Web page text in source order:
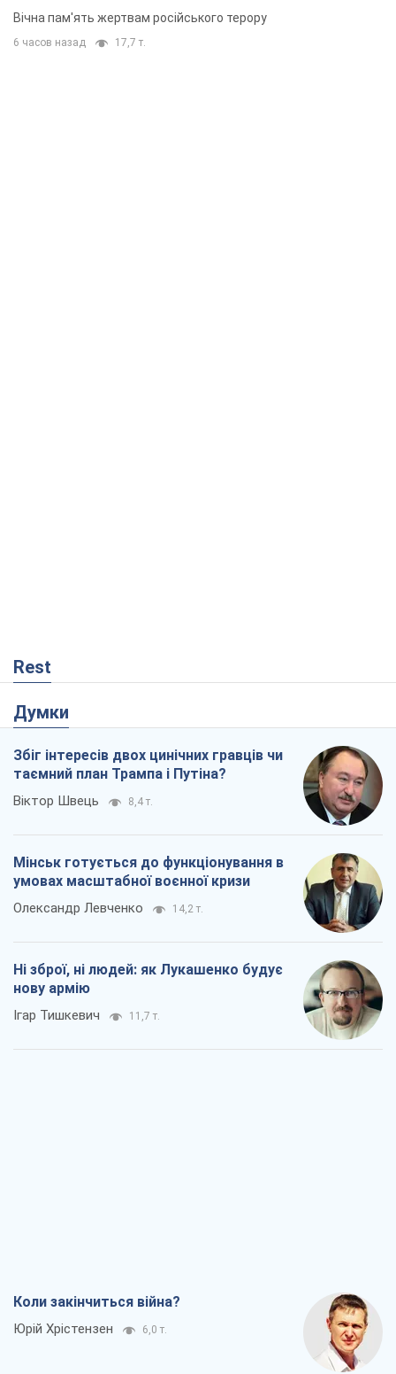
Вічна пам'ять жертвам російського терору
6 часов назад 17,7 т.
Rest
Думки
Збіг інтересів двох цинічних гравців чи
таємний план Трампа і Путіна?
Віктор Швець 8,4 т.
Мінськ готується до функціонування в
умовах масштабної воєнної кризи
Олександр Левченко 14,2 т.
Ні зброї, ні людей: як Лукашенко будує
нову армію
Ігар Тишкевич 11,7 т.
Коли закінчиться війна?
Юрій Хрістензен 6,0 т.